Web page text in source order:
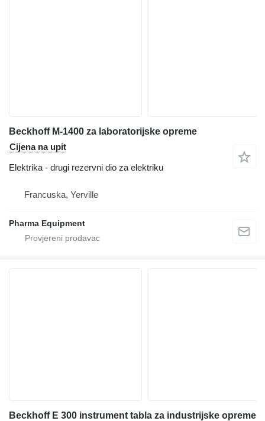
Beckhoff M-1400 za laboratorijske opreme
Cijena na upit
Elektrika - drugi rezervni dio za elektriku
Francuska, Yerville
Pharma Equipment
Beckhoff E 300 instrument tabla za industrijske opreme